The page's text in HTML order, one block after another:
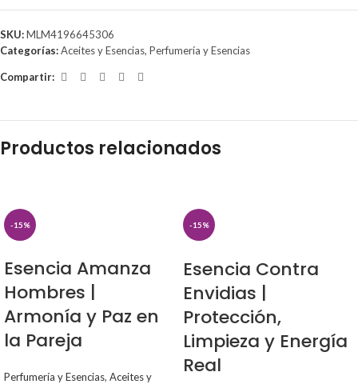
SKU:MLM4196645306
Categorías:Aceites y Esencias, Perfumería y Esencias
Compartir:
Productos relacionados
-15%
Esencia Amanza
Hombres |
Armonía y Paz en
la Pareja
Perfumería y Esencias, Aceites y
-15%
Esencia Contra
Envidias |
Protección,
Limpieza y Energía
Real